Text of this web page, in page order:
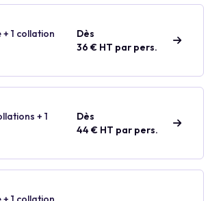
1 collation
Dès
36 € HT par pers.
+ 1
Dès
44 € HT par pers.